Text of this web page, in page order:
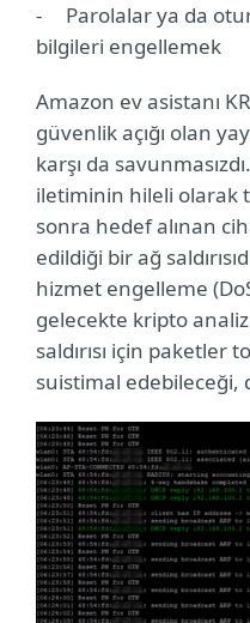
-
Parolalar ya da
bilgileri engellemek
Amazon ev asistanı
güvenlik açığı olan
karşı da
iletiminin hileli olarak
sonra hedef alınan
edildiği bir ağ
hizmet engelleme
gelecekte kripto
saldırısı için paketler
suistimal edebileceği,